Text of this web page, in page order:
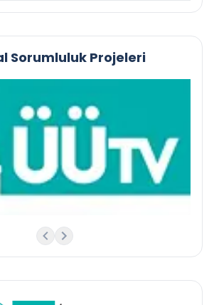
Sorumluluk Projeleri